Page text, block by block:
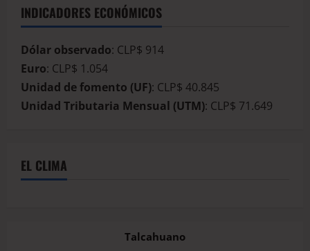
INDICADORES ECONÓMICOS
Dólar observado: CLP$ 914
Euro: CLP$ 1.054
Unidad de fomento (UF): CLP$ 40.845
Unidad Tributaria Mensual (UTM): CLP$ 71.649
EL CLIMA
Talcahuano